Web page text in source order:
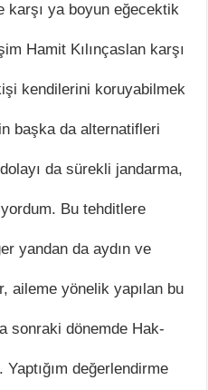
karşı ya boyun eğecektik
Hamit Kılınçaslan karşı
kendilerini koruyabilmek
başka da alternatifleri
da sürekli jandarma,
Bu tehditlere
yandan da aydın ve
aileme yönelik yapılan bu
sonraki dönemde Hak-
değerlendirme